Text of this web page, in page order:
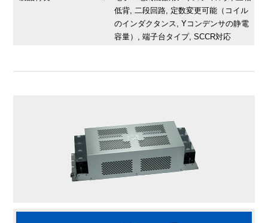
低背, 二段回路, 定数変更可能（コイル
のインダクタンス, Yコンデンサの静電
容量）, 端子台タイプ, SCCR対応